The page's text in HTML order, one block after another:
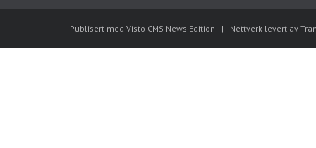
Publisert med Visto CMS News Edition | Nettverk levert av